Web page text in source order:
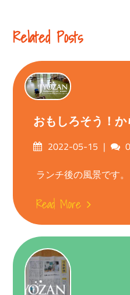
Related Posts
おもしろそう！
Posted2022-05-15
0
ランチ後の風景です
Read More